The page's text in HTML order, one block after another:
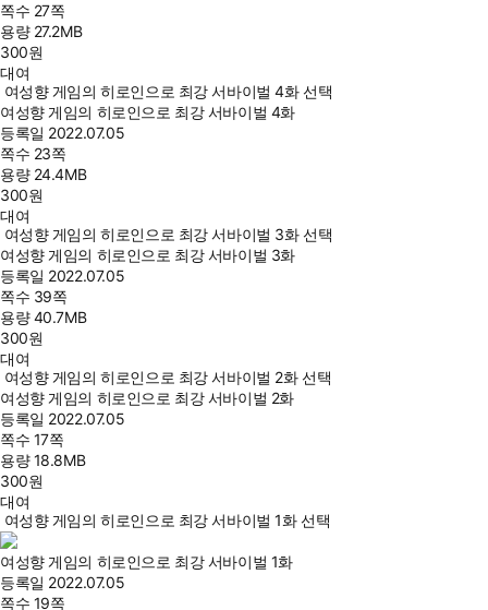
쪽수 27쪽
용량 27.2MB
300원
대여
여성향 게임의 히로인으로 최강 서바이벌 4화 선택
여성향 게임의 히로인으로 최강 서바이벌 4화
등록일 2022.07.05
쪽수 23쪽
용량 24.4MB
300원
대여
여성향 게임의 히로인으로 최강 서바이벌 3화 선택
여성향 게임의 히로인으로 최강 서바이벌 3화
등록일 2022.07.05
쪽수 39쪽
용량40.7MB
300원
대여
여성향 게임의 히로인으로 최강 서바이벌 2화 선택
여성향 게임의 히로인으로 최강 서바이벌 2화
등록일 2022.07.05
쪽수 17쪽
용량18.8MB
300원
대여
여성향 게임의 히로인으로 최강 서바이벌 1화 선택
여성향 게임의 히로인으로 최강 서바이벌 1화
등록일 2022.07.05
쪽수 19쪽